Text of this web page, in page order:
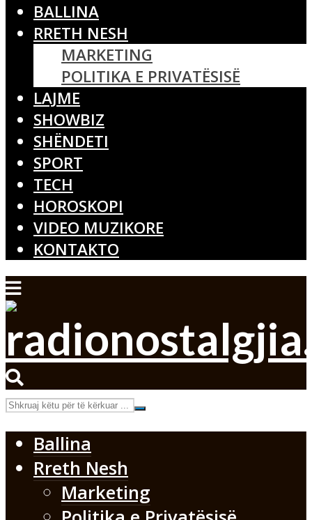
BALLINA
RRETH NESH
MARKETING
POLITIKA E PRIVATËSISË
LAJME
SHOWBIZ
SHËNDETI
SPORT
TECH
HOROSKOPI
VIDEO MUZIKORE
KONTAKTO
Ballina
Rreth Nesh
Marketing